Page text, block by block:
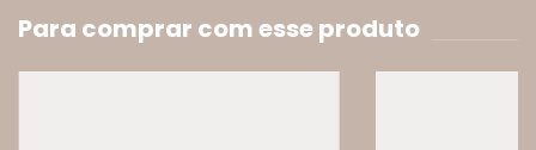
Para comprar com esse produto